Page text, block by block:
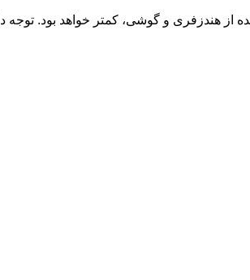
که اگر گوشی شما نیز دارای نسخه 6.3 بلوتوث باشد، باتری استفاده شده از هندزفری و گوشی، کمتر